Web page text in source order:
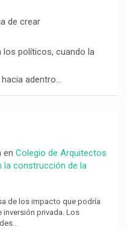
de crear
los políticos, cuando la
adentro…
en Colegio de Arquitectos
la construcción de la
de los impacto que podría
privada. Los